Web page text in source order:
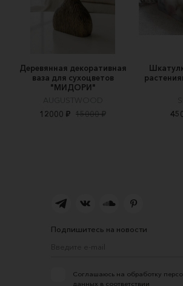
Деревянная декоративная
ваза для сухоцветов
"МИДОРИ"
AUGUSTWOOD
12000 ₽ 15000 ₽
Подпишитесь на новости
Соглашаюсь на обработку
данных в соответствии